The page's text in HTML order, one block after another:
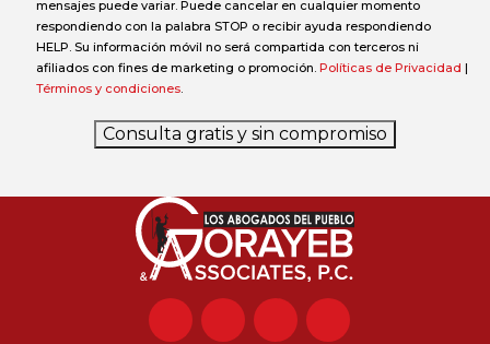
mensajes puede variar. Puede cancelar en cualquier momento
respondiendo con la palabra STOP o recibir ayuda respondiendo
HELP. Su información móvil no será compartida con terceros ni
afiliados con fines de marketing o promoción. Políticas de Privacidad |
Términos y condiciones.
Consulta gratis y sin compromiso